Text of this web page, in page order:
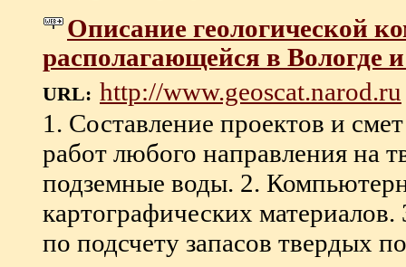
Описание геологической
располагающейся в Вологде
URL: http://www.geoscat.narod.ru
1. Составление проектов и
работ любого направления на
подземные воды. 2.
картографических
по подсчету запасов твердых